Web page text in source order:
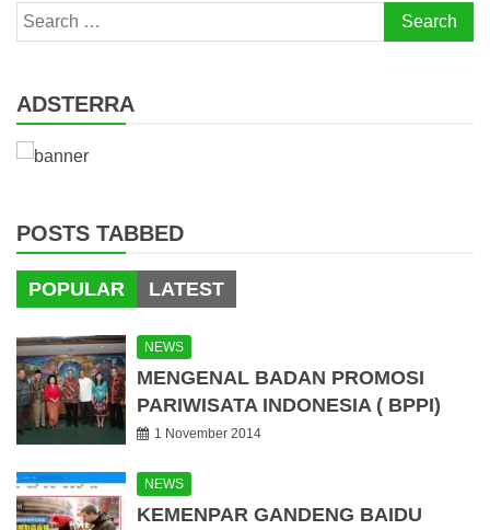
Search
for:
ADSTERRA
POSTS TABBED
POPULAR LATEST
NEWS
MENGENAL BADAN PROMOSI
PARIWISATA INDONESIA ( BPPI)
1 November 2014
NEWS
KEMENPAR GANDENG BAIDU